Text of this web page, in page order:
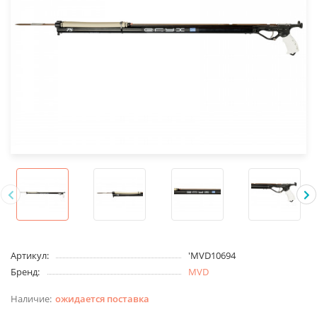
Артикул:
'MVD10694
Бренд:
MVD
ожидается поставка